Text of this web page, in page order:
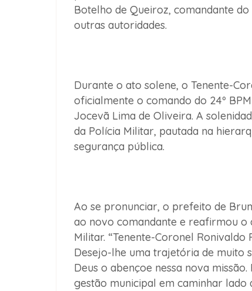
Botelho de Queiroz, comandante
outras autoridades.
Durante o ato solene, o Tenente-
oficialmente o comando do 24º
Jocevã Lima de Oliveira. A
da Polícia Militar, pautada na
segurança pública.
Ao se pronunciar, o prefeito de
ao novo comandante e reafirmou o
Militar. “Tenente-Coronel
Desejo-lhe uma trajetória de muito
Deus o abençoe nessa nova
gestão municipal em caminhar